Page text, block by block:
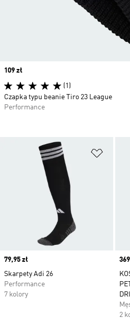
Dodaj
Price
79,95 zł
Skarpety Adi 26
Performance
7 kolory
2
Price
109 zł
(1)
Czapka typu beanie Tiro 23 League
Performance